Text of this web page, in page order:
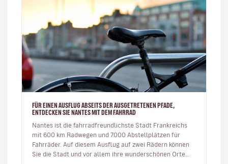
FÜR EINEN AUSFLUG ABSEITS DER AUSGETRETENEN PFADE,
ENTDECKEN SIE NANTES MIT DEM FAHRRAD
Nantes ist die fahrradfreundlichste Stadt Frankreichs
mit 600 km Radwegen und 7.000 Abstellplätzen für
Fahrräder. Auf diesem Ausflug auf zwei Rädern können
Sie die Stadt und vor allem ihre wunderschönen Orte